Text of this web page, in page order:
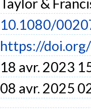
10.1080/
https://
18 avr. 2023
08 avr. 2025